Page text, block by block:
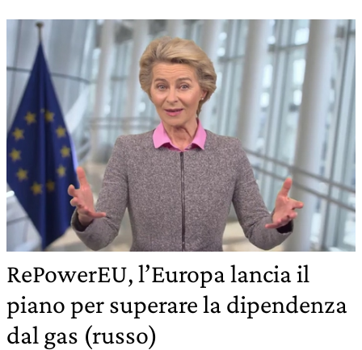
RePowerEU, l’Europa lancia il
piano per superare la dipendenza
dal gas (russo)